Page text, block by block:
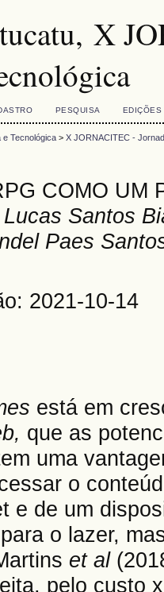
X
PESQUISA EDIÇÕES
Tecnológica> X JORNACITEC -
COMO UM
Santos
Paes
2021-10-14
está em
que as
uma
o
e de um
o lazer,
et al
pelo custo